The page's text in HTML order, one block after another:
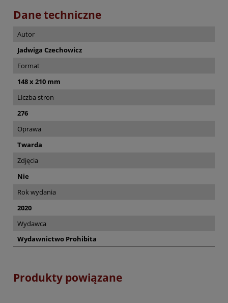
Dane techniczne
Autor
Jadwiga Czechowicz
Format
148 x 210 mm
Liczba stron
276
Oprawa
Twarda
Zdjęcia
Nie
Rok wydania
2020
Wydawca
Wydawnictwo Prohibita
Produkty powiązane